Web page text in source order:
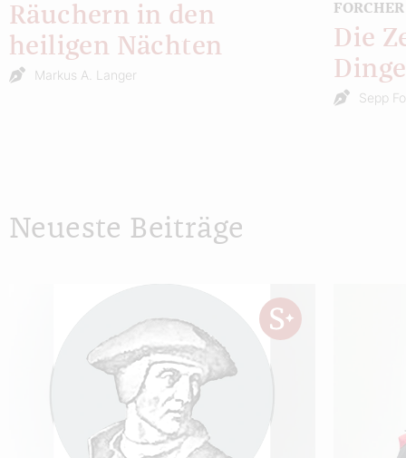
Räuchern in den
heiligen Nächten
Markus A. Langer
FORCHER
Die
Dinge
Sepp
Neueste Beiträge